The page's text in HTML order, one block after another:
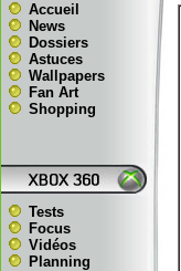
Accueil
News
Dossiers
Astuces
Wallpapers
Fan Art
Shopping
Tests
Focus
Vidéos
Planning